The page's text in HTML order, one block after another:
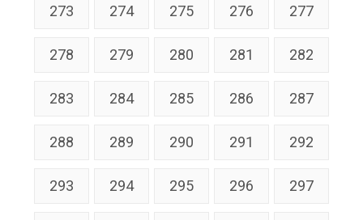
273 274 275 276 277
278 279 280 281 282
283 284 285 286 287
288 289 290 291 292
293 294 295 296 297